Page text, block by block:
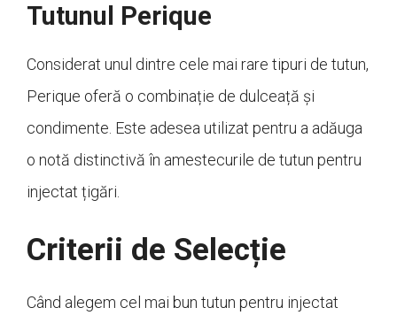
Tutunul Perique
Considerat unul dintre cele mai rare tipuri de tutun,
Perique oferă o combinație de dulceață și
condimente. Este adesea utilizat pentru a adăuga
o notă distinctivă în amestecurile de tutun pentru
injectat țigări.
Criterii de Selecție
Când alegem cel mai bun tutun pentru injectat